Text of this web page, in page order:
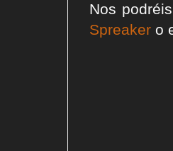
Nos
Spreaker o